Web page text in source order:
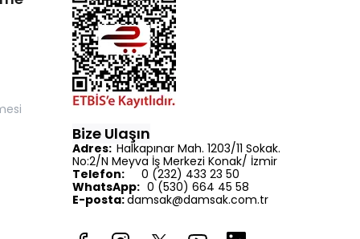
Bize Ulaşın
Adres: Halkapınar Mah. 1203/11 Sokak.
No:2/N Meyva İş Merkezi Konak/ İzmir
Telefon: 0 (232) 433 23 50
WhatsApp: 0 (530) 664 45 58
E-posta:damsak@damsak.com.tr